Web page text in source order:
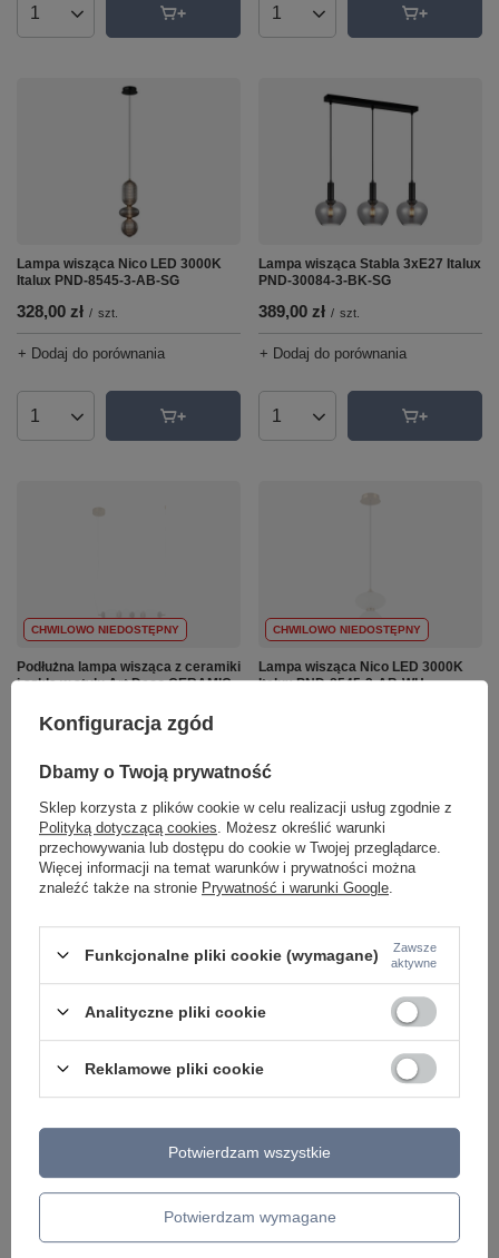
Ilość produktów Ilość produktów
Lampa wisząca Nico LED 3000K
Italux PND-8545-3-AB-SG
328,00 zł / szt.
+ Dodaj do porównania
Ilość produktów
Lampa wisząca Stabla 3xE27 Italux
PND-30084-3-BK-SG
389,00 zł / szt.
+ Dodaj do porównania
Ilość produktów
CHWILOWO NIEDOSTĘPNY
Podłużna lampa wisząca z ceramiki
i szkła w stylu Art Deco CERAMIC
1 190,00 zł / szt.
+ Dodaj do porównania
Ilość produktów
CHWILOWO NIEDOSTĘPNY
Lampa wisząca Nico LED 3000K
Italux PND-8545-2-AB-WH
Ilość produktów
328,00 zł
+ Dodaj do porównania
Ilość produktów
Podłużna lampa wisząca z ceramiki
1 490,00 zł
+ Dodaj do porównania
Konfiguracja zgód
Dbamy o Twoją prywatność
Sklep korzysta z plików cookie w celu realizacji usług zgodnie z
Polityką dotyczącą cookies . Możesz określić warunki
przechowywania lub dostępu do cookie w Twojej przeglądarce.
Więcej informacji na temat warunków i prywatności można
znaleźć także na stronie Prywatność i warunki Google
Funkcjonalne pliki cookie (wymagane)
Zawsze
aktywne
Analityczne pliki cookie
Reklamowe pliki cookie
Potwierdzam wymagane
Potwierdzam wszystkie